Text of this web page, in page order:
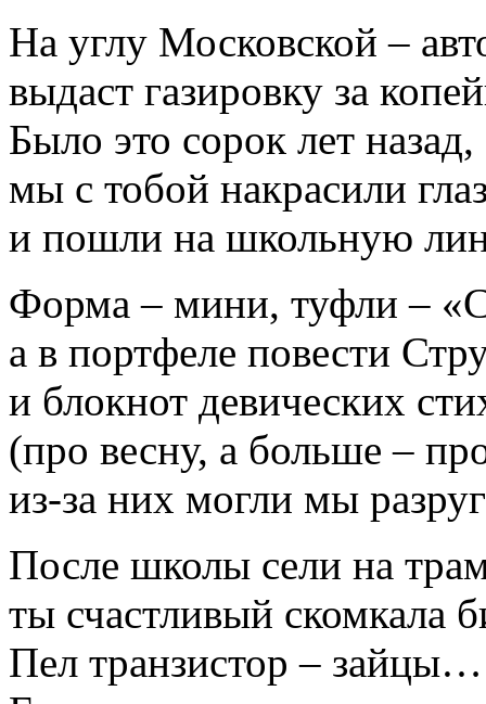
На углу Московской –
выдаст газировку за
Было это сорок лет назад,
мы с тобой накрасили
и пошли на школьную
Форма – мини, туфли –
а в портфеле повести
и блокнот девических
(про весну, а больше –
из-за них могли мы
После школы сели на
ты счастливый скомкала
Пел транзистор –